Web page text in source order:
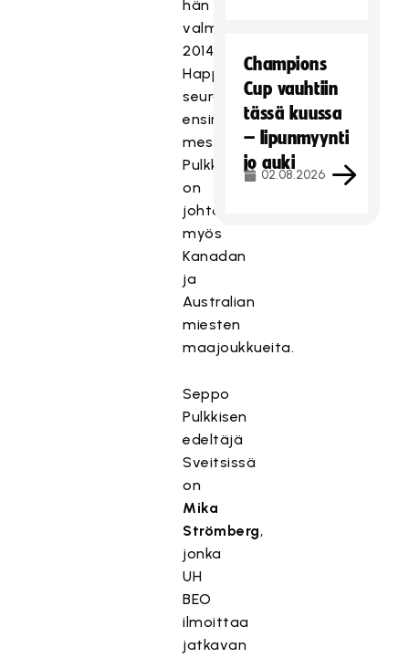
hän
valmensi
2014
Happeen
seuran
ensimmäiseen
mestaruuteen.
Pulkkinen
on
johtanut
myös
Kanadan
ja
Australian
miesten
maajoukkueita.
Seppo
Pulkkisen
edeltäjä
Sveitsissä
on
Mika
Strömberg,
jonka
UH
BEO
ilmoittaa
jatkavan
Champions
Cup vauhtiin
tässä kuussa
– lipunmyynti
jo auki
02.08.2026